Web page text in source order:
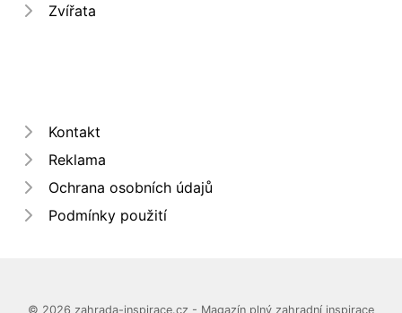
Zvířata
Kontakt
Reklama
Ochrana osobních údajů
Podmínky použití
© 2026 zahrada-inspirace.cz - Magazín plný zahradní inspirace